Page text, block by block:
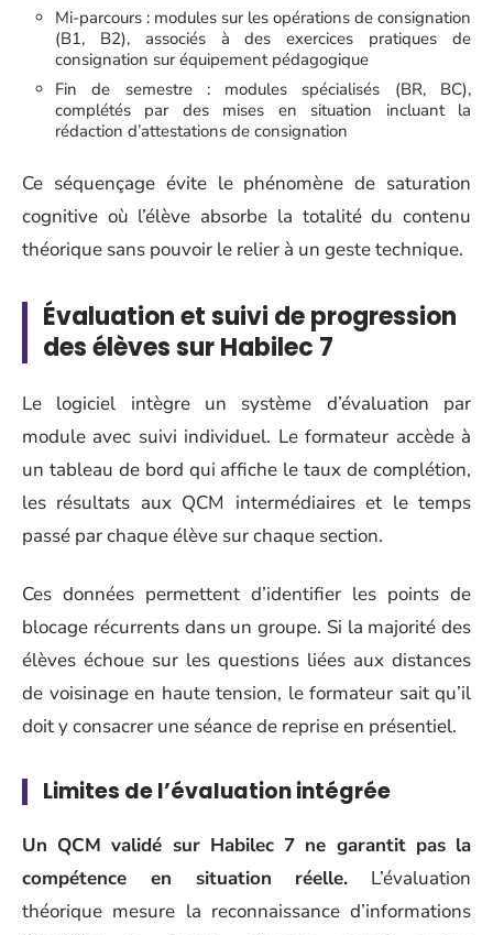
Mi-parcours : modules sur les opérations de consignation
(B1, B2), associés à des exercices pratiques de
consignation sur équipement pédagogique
Fin de semestre : modules spécialisés (BR, BC),
complétés par des mises en situation incluant la
rédaction d’attestations de consignation
Ce séquençage évite le phénomène de saturation
cognitive où l’élève absorbe la totalité du contenu
théorique sans pouvoir le relier à un geste technique.
Évaluation et suivi de progression
des élèves sur Habilec 7
Le logiciel intègre un système d’évaluation par
module avec suivi individuel. Le formateur accède à
un tableau de bord qui affiche le taux de complétion,
les résultats aux QCM intermédiaires et le temps
passé par chaque élève sur chaque section.
Ces données permettent d’identifier les points de
blocage récurrents dans un groupe. Si la majorité des
élèves échoue sur les questions liées aux distances
de voisinage en haute tension, le formateur sait qu’il
doit y consacrer une séance de reprise en présentiel.
Limites de l’évaluation intégrée
Un QCM validé sur Habilec 7 ne garantit pas la
compétence en situation réelle. L’évaluation
théorique mesure la reconnaissance d’informations